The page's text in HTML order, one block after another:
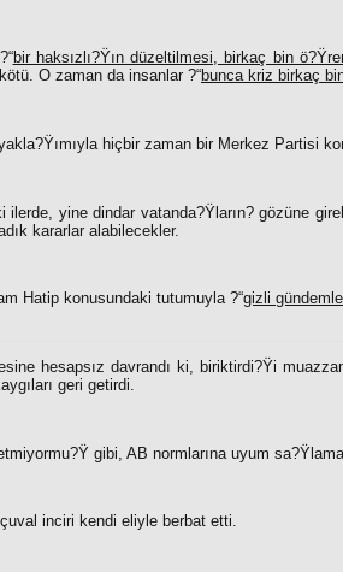
bir haksızlı?Ÿın düzeltilmesi, birkaç bin
O zaman da insanlar ?“bunca kriz birkaç
hiçbir zaman bir Merkez Partisi
ilerde, yine dindar vatanda?Ÿların? gözüne
kararlar alabilecekler.
Hatip konusundaki tutumuyla ?“gizli
hesapsız davrandı ki, biriktirdi?Ÿi
geri getirdi.
gibi, AB normlarına uyum
inciri kendi eliyle berbat etti.